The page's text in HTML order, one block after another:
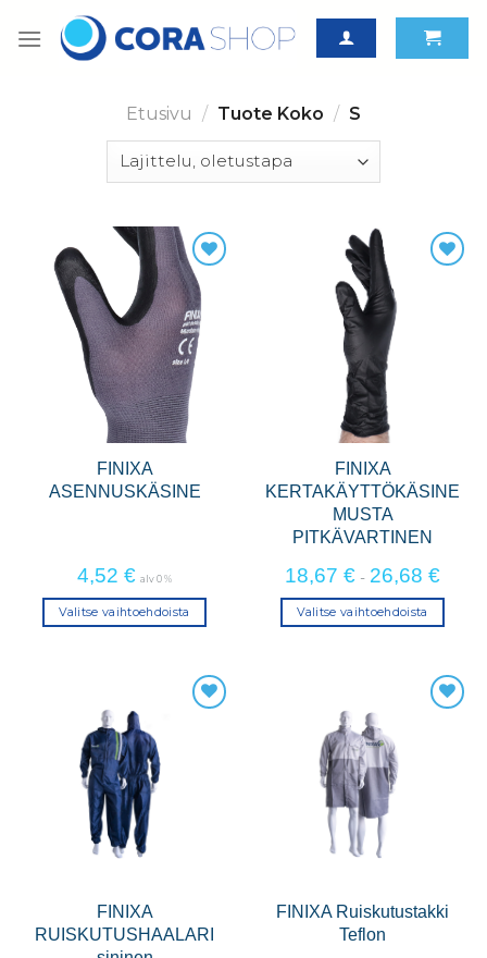
Etusivu / Tuote Koko / S
FINIXA
ASENNUSKÄSINE
4,52 € alv 0 %
Valitse vaihtoehdoista
muunnelma.
Voit
tehdä
valinnat
tuotteen
sivulla.
FINIXA
KERTAKÄYTTÖKÄSINE
MUSTA
PITKÄVARTINEN
18,67 € - 26,68 €
Valitse vaihtoehdoista
muunnelma.
Voit
tehdä
valinnat
tuotteen
sivulla.
FINIXA
RUISKUTUSHAALARI
FINIXA Ruiskutustakki
Teflon